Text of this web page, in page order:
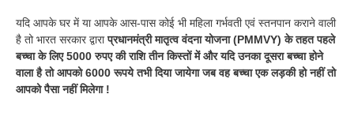
यदि आपके घर में या आपके आस-पास कोई भी महिला गर्भवती एवं स्तनपान कराने वाली
है तो भारत सरकार द्वाराप्रधानमंत्री मातृत्व वंदना योजना (PMMVY) के तहत पहले
बच्चा के लिए 5000 रुपए की राशि तीन किस्तों में और यदि उनका दूसरा बच्चा होने
वाला है तो आपको 6000 रूपये तभी दिया जायेगा जब वह बच्चा एक लड़की हो नहीं तो
आपको पैसा नहीं मिलेगा !